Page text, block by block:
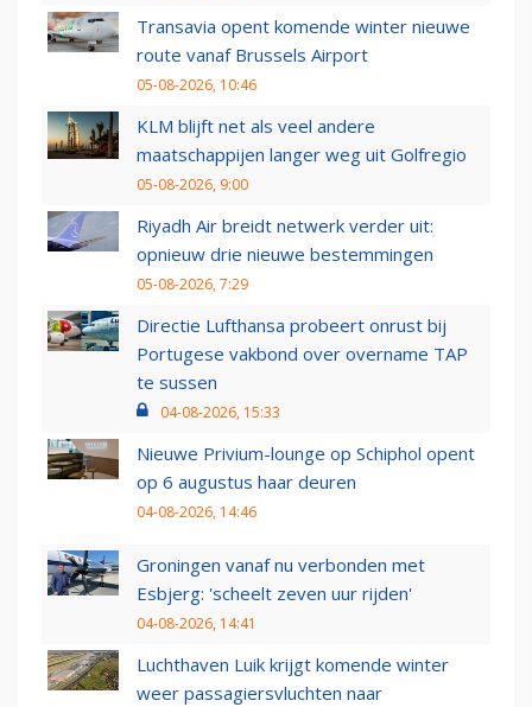
Transavia opent komende winter nieuwe
route vanaf Brussels Airport
05-08-2026, 10:46
KLM blijft net als veel andere
maatschappijen langer weg uit Golfregio
05-08-2026, 9:00
Riyadh Air breidt netwerk verder uit:
opnieuw drie nieuwe bestemmingen
05-08-2026, 7:29
Directie Lufthansa probeert onrust bij
Portugese vakbond over overname TAP
te sussen
04-08-2026, 15:33
Nieuwe Privium-lounge op Schiphol opent
op 6 augustus haar deuren
04-08-2026, 14:46
Groningen vanaf nu verbonden met
Esbjerg: 'scheelt zeven uur rijden'
04-08-2026, 14:41
Luchthaven Luik krijgt komende winter
weer passagiersvluchten naar